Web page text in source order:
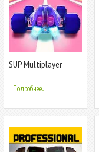
SUP Multiplayer
Подробнее...